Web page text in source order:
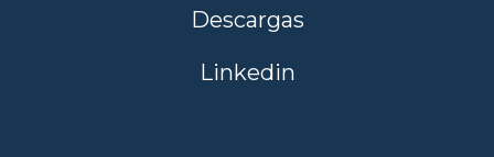
Descargas
Linkedin